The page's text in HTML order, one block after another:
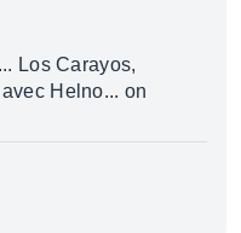
Los Carayos,
Helno... on